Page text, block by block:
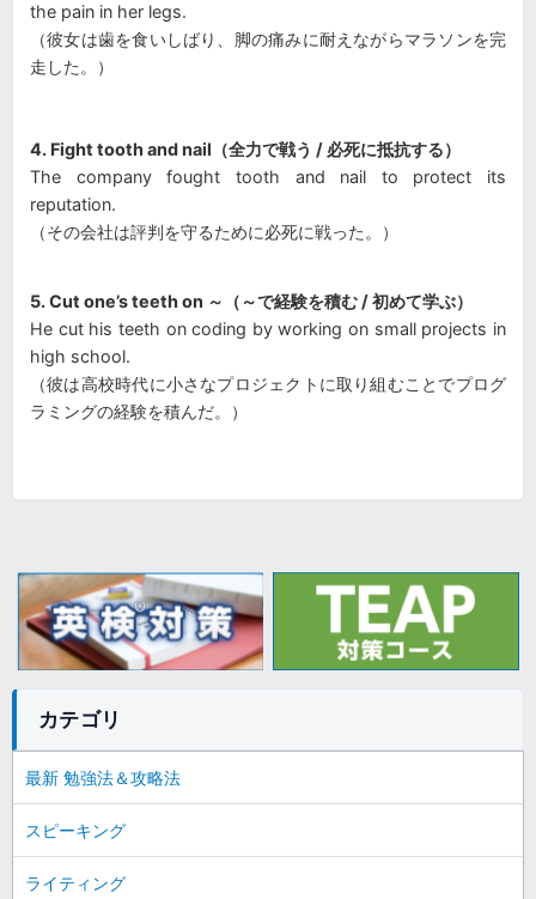
the pain in her legs.
（彼女は歯を食いしばり、脚の痛みに耐えながらマラソンを完
走した。）
4. Fight tooth and nail（全力で戦う / 必死に抵抗する）
The company fought tooth and nail to protect its
reputation.
（その会社は評判を守るために必死に戦った。）
5. Cut one’s teeth on ～（～で経験を積む / 初めて学ぶ）
He cut his teeth on coding by working on small projects in
high school.
（彼は高校時代に小さなプロジェクトに取り組むことでプログ
ラミングの経験を積んだ。）
カテゴリ
最新 勉強法＆攻略法
スピーキング
ライティング